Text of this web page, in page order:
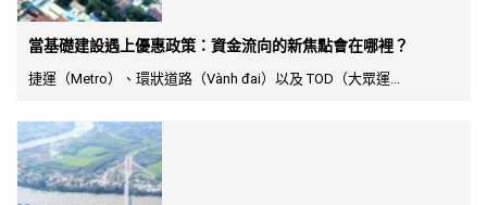
當基礎建設遇上優惠政策：資金流向的新焦點會在哪裡？
捷運（Metro）、環狀道路（Vành đai）以及 TOD（大眾運...